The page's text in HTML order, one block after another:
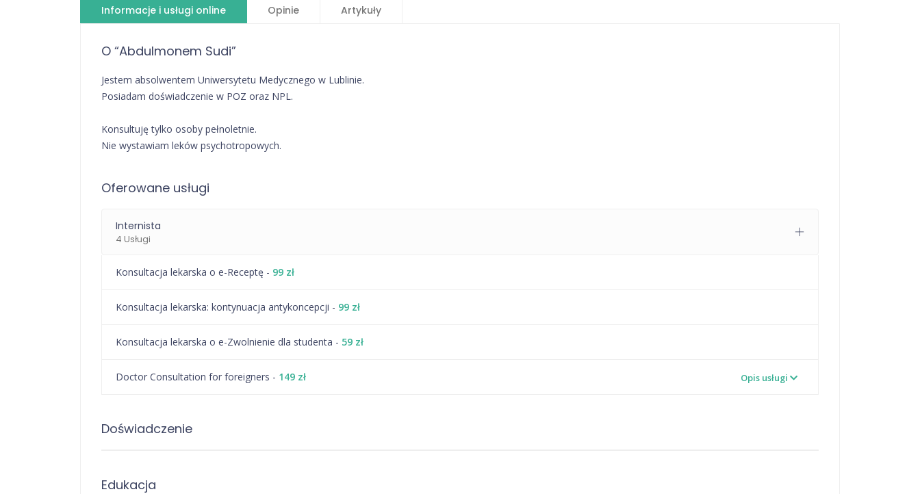
Informacje i usługi online Opinie Artykuły
O “Abdulmonem Sudi”
Jestem absolwentem Uniwersytetu Medycznego w Lublinie.
Posiadam doświadczenie w POZ oraz NPL.
Konsultuję tylko osoby pełnoletnie.
Nie wystawiam leków psychotropowych.
Oferowane usługi
Internista
4 Usługi
Konsultacja lekarska o e-Receptę - 99 zł
⁠Konsultacja lekarska: kontynuacja antykoncepcji - 99 zł
Konsultacja lekarska o e-Zwolnienie dla studenta - 59 zł
Doctor Consultation for foreigners - 149 zł Opis usługi
Doświadczenie
Edukacja